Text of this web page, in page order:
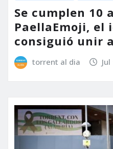
Se cumplen 10
PaellaEmoji, el
consiguió unir
torrent al dia